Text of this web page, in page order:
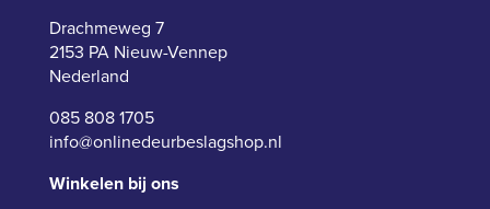
Drachmeweg 7
2153 PA Nieuw-Vennep
Nederland
085 808 1705
info@onlinedeurbeslagshop.nl
Winkelen bij ons